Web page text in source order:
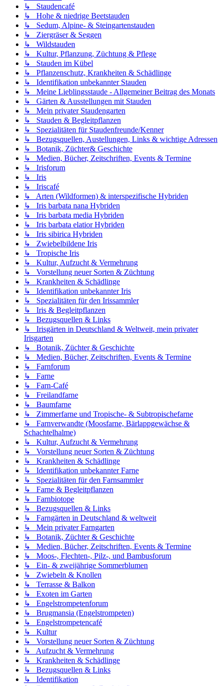
↳ Staudencafé
↳ Hohe & niedrige Beetstauden
↳ Sedum, Alpine- & Steingartenstauden
↳ Ziergräser & Seggen
↳ Wildstauden
↳ Kultur, Pflanzung, Züchtung & Pflege
↳ Stauden im Kübel
↳ Pflanzenschutz, Krankheiten & Schädlinge
↳ Identifikation unbekannter Stauden
↳ Meine Lieblingsstaude - Allgemeiner Beitrag des Monats
↳ Gärten & Ausstellungen mit Stauden
↳ Mein privater Staudengarten
↳ Stauden & Begleitpflanzen
↳ Spezialitäten für Staudenfreunde/Kenner
↳ Bezugsquellen, Austellungen, Links & wichtige Adressen
↳ Botanik, Züchter& Geschichte
↳ Medien, Bücher, Zeitschriften, Events & Termine
↳ Irisforum
↳ Iris
↳ Iriscafé
↳ Arten (Wildformen) & interspezifische Hybriden
↳ Iris barbata nana Hybriden
↳ Iris barbata media Hybriden
↳ Iris barbata elatior Hybriden
↳ Iris sibirica Hybriden
↳ Zwiebelbildene Iris
↳ Tropische Iris
↳ Kultur, Aufzucht & Vermehrung
↳ Vorstellung neuer Sorten & Züchtung
↳ Krankheiten & Schädlinge
↳ Identifikation unbekannter Iris
↳ Spezialitäten für den Irissammler
↳ Iris & Begleitpflanzen
↳ Bezugsquellen & Links
↳ Irisgärten in Deutschland & Weltweit, mein privater
Irisgarten
↳ Botanik, Züchter & Geschichte
↳ Medien, Bücher, Zeitschriften, Events & Termine
↳ Farnforum
↳ Farne
↳ Farn-Café
↳ Freilandfarne
↳ Baumfarne
↳ Zimmerfarne und Tropische- & Subtropischefarne
↳ Farnverwandte (Moosfarne, Bärlappgewächse &
Schachtelhalme)
↳ Kultur, Aufzucht & Vermehrung
↳ Vorstellung neuer Sorten & Züchtung
↳ Krankheiten & Schädlinge
↳ Identifikation unbekannter Farne
↳ Spezialitäten für den Farnsammler
↳ Farne & Begleitpflanzen
↳ Farnbiotope
↳ Bezugsquellen & Links
↳ Farngärten in Deutschland & weltweit
↳ Mein privater Farngarten
↳ Botanik, Züchter & Geschichte
↳ Medien, Bücher, Zeitschriften, Events & Termine
↳ Moos-, Flechten-, Pilz-, und Bambusforum
↳ Ein- & zweijährige Sommerblumen
↳ Zwiebeln & Knollen
↳ Terrasse & Balkon
↳ Exoten im Garten
↳ Engelstrompetenforum
↳ Brugmansia (Engelstrompeten)
↳ Engelstrompetencafé
↳ Kultur
↳ Vorstellung neuer Sorten & Züchtung
↳ Aufzucht & Vermehrung
↳ Krankheiten & Schädlinge
↳ Bezugsquellen & Links
↳ Identifikation